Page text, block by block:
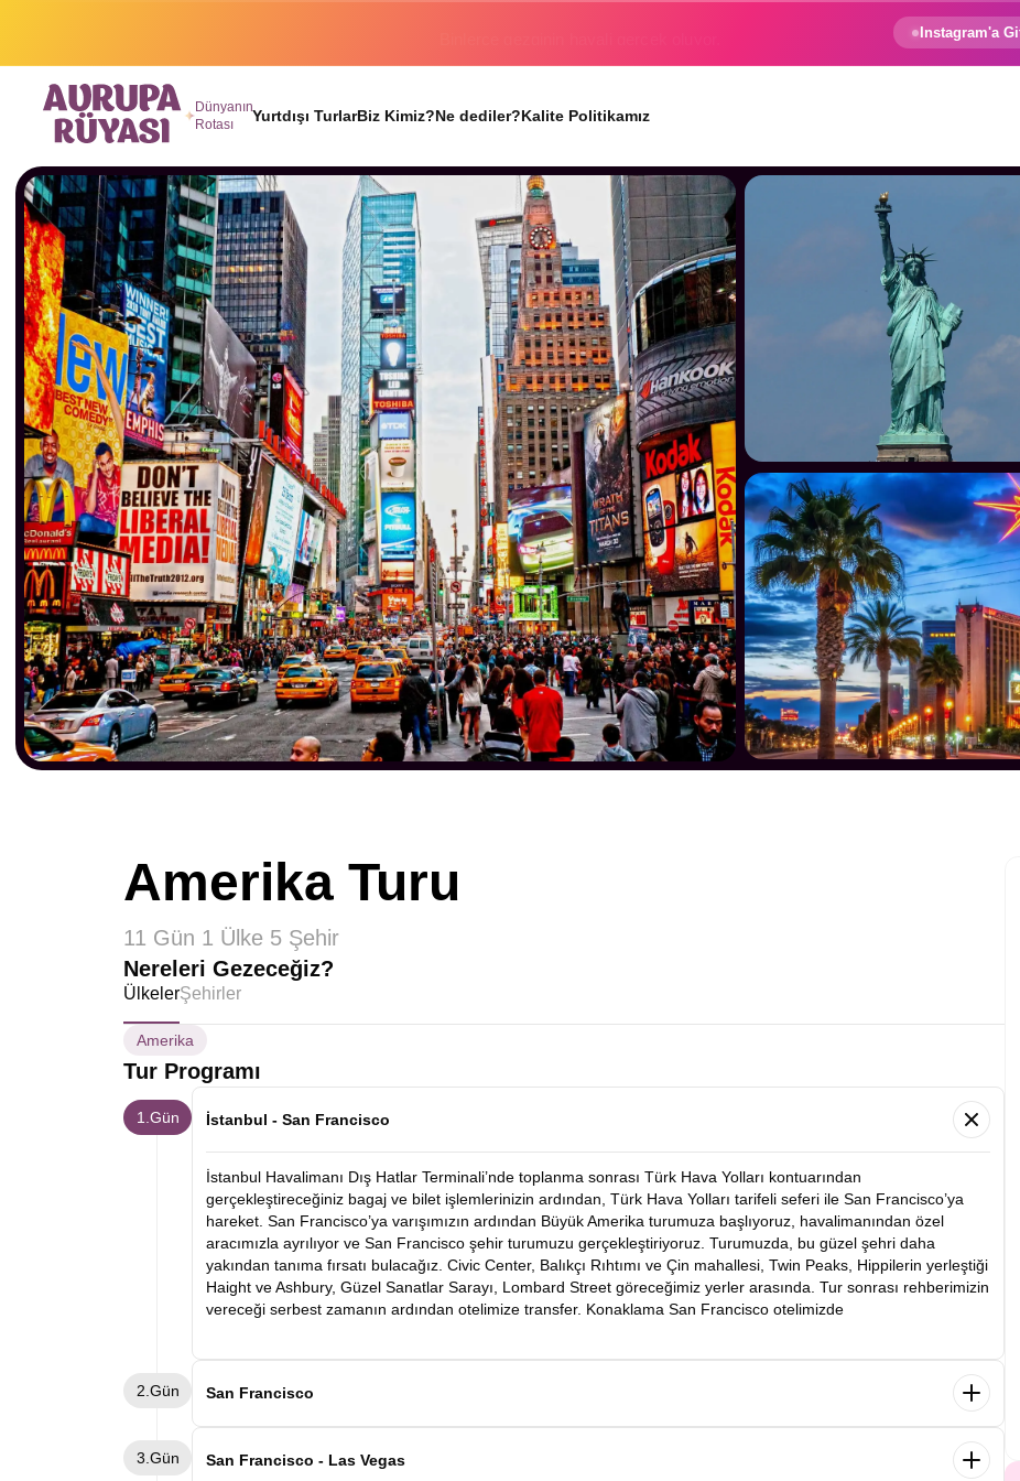
Instagram'a
Dünyanın
Rotası
Yurtdışı TurlarBiz Kimiz?Ne dediler?Kalite Politikamız
Amerika Turu
11 Gün 1 Ülke 5 Şehir
Nereleri Gezeceğiz?
ÜlkelerŞehirler
Amerika
Tur Programı
1.Gün İstanbul - San Francisco
İstanbul Havalimanı Dış Hatlar Terminali’nde toplanma sonrası Türk Hava Yolları kontuarından
gerçekleştireceğiniz bagaj ve bilet işlemlerinizin ardından, Türk Hava Yolları tarifeli seferi ile San Francisco’ya
hareket. San Francisco’ya varışımızın ardından Büyük Amerika turumuza başlıyoruz, havalimanından özel
aracımızla ayrılıyor ve San Francisco şehir turumuzu gerçekleştiriyoruz. Turumuzda, bu güzel şehri daha
yakından tanıma fırsatı bulacağız. Civic Center, Balıkçı Rıhtımı ve Çin mahallesi, Twin Peaks, Hippilerin yerleştiği
Haight ve Ashbury, Güzel Sanatlar Sarayı, Lombard Street göreceğimiz yerler arasında. Tur sonrası rehberimizin
vereceği serbest zamanın ardından otelimize transfer. Konaklama San Francisco otelimizde
2.Gün San Francisco
– Union Square turumuzu gerçekleştireceğiz. Özel aracımızla San Francisco’nun eskiden yüksek rütbeli
3.Gün San Francisco - Las Vegas